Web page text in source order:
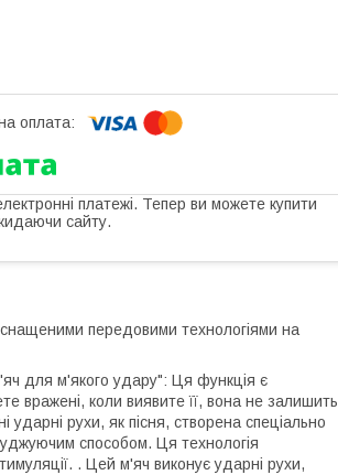
платежі. Тепер ви можете купити
сайту.
передовими технологіями на
для м'якого удару": Ця функція є
вражені, коли виявите її, вона не залишить
ударні рухи, як пісня, створена спеціально
способом. Ця технологія
. Цей м'яч виконує ударні рухи,